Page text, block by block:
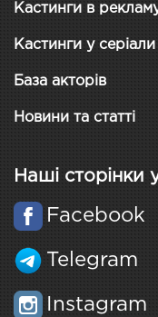
Кастинги в
Кастинги у серіали
База акторів
Новини та статті
Наші сторінки
Facebook
Telegram
Instagram